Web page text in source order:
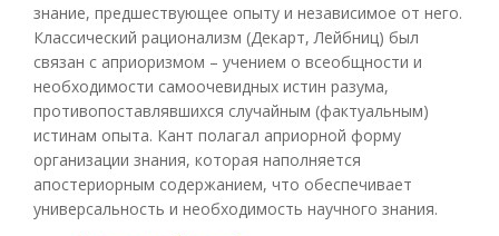
знание, предшествующее опыту и независимое от него.
Классический рационализм (Декарт, Лейбниц) был
связан с априоризмом – учением о всеобщности и
необходимости самоочевидных истин разума,
противопоставлявшихся случайным (фактуальным)
истинам опыта. Кант полагал априорной форму
организации знания, которая наполняется
апостериорным содержанием, что обеспечивает
универсальность и необходимость научного знания.